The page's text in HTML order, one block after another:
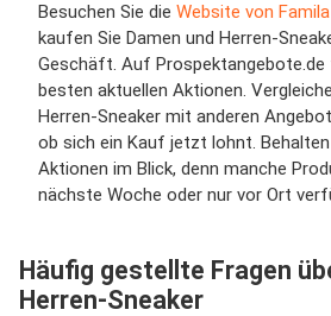
Besuchen Sie die Website von
kaufen Sie Damen und Herren-
Geschäft. Auf Prospektangebote.de
besten aktuellen Aktionen.
Herren-Sneaker mit anderen
ob sich ein Kauf jetzt lohnt.
Aktionen im Blick, denn manche
nächste Woche oder nur vor Ort
Häufig gestellte Fragen
Herren-Sneaker